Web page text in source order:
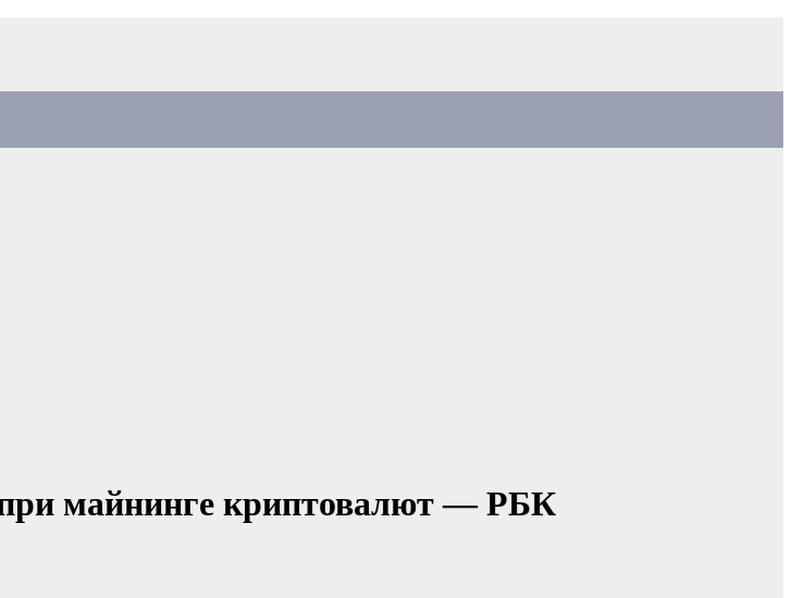
при майнинге криптовалют — РБК